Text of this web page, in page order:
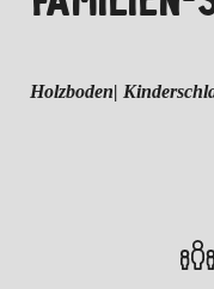
Holzboden|